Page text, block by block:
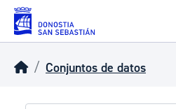
Skip to main content
Conjuntos de datos